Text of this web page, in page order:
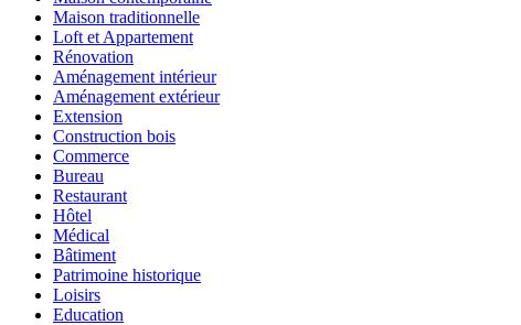
Maison traditionnelle
Loft et Appartement
Rénovation
Aménagement intérieur
Aménagement extérieur
Extension
Construction bois
Commerce
Bureau
Restaurant
Hôtel
Médical
Bâtiment
Patrimoine historique
Loisirs
Education